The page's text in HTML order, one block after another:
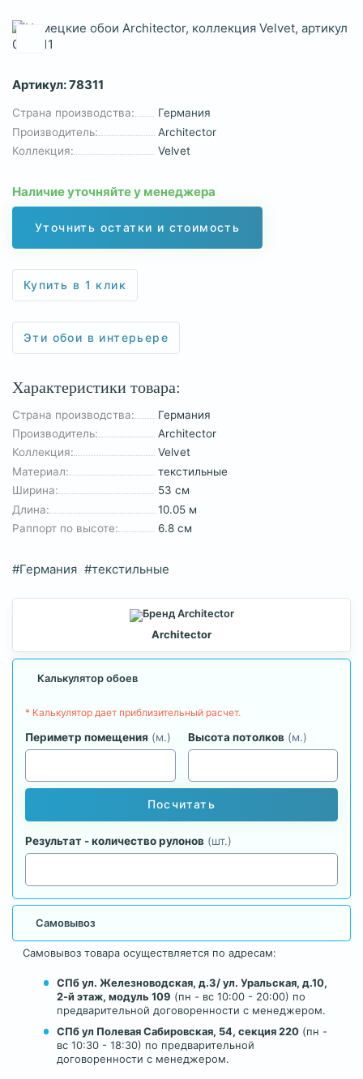
Артикул:78311
Страна производства:
Германия
Производитель:
Architector
Коллекция:
Velvet
Наличие уточняйте у менеджера
Уточнить остатки и стоимость
Купить в 1 клик
Эти обои в интерьере
Характеристики товара:
Страна производства:
Германия
Производитель:
Architector
Коллекция:
Velvet
Материал:
текстильные
Ширина:
53 см
Длина:
10.05 м
Раппорт по высоте:
6.8 см
#Германия #текстильные
Architector
Калькулятор обоев
* Калькулятор дает приблизительный расчет.
Периметр помещения (м.) Высота потолков (м.)
Посчитать
Результат - количество рулонов (шт.)
Самовывоз
Самовывоз товара осуществляется по адресам:
СПб ул. Железноводская, д.3/ ул. Уральская, д.10,
2-й этаж, модуль 109 (пн - вс 10:00 - 20:00) по
предварительной договоренности с менеджером.
СПб ул Полевая Сабировская, 54, секция 220 (пн -
вс 10:30 - 18:30) по предварительной
договоренности с менеджером.